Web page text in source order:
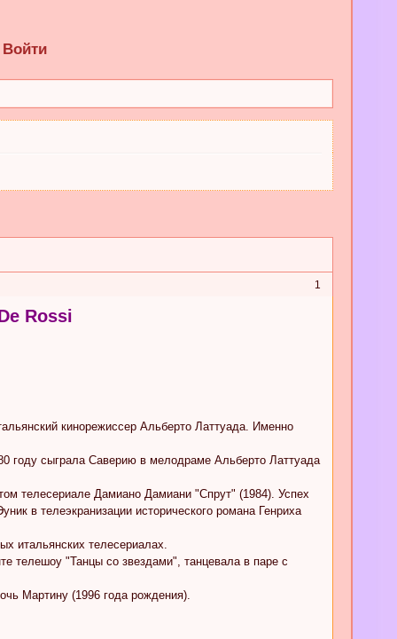
Войти
1
Rossi
кинорежиссер Альберто Латтуада. Именно
году сыграла Саверию в мелодраме Альберто Латтуада
телесериале Дамиано Дамиани "Спрут" (1984). Успех
в телеэкранизации исторического романа Генриха
итальянских телесериалах.
телешоу "Танцы со звездами", танцевала в паре с
Мартину (1996 года рождения).